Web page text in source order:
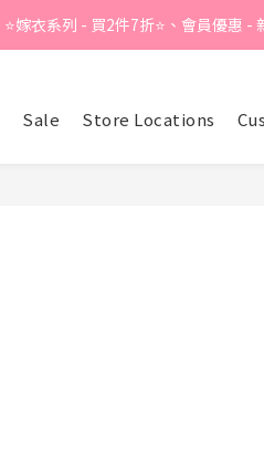
Summer Sale - 精選睡衣
⭐嫁衣系列 - 買2件7折⭐、會員優惠 -
Sale Store Locations